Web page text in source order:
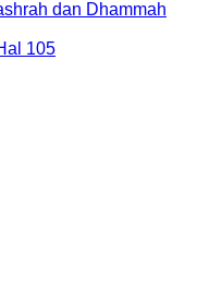
dan Dhammah
105